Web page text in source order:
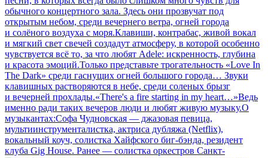
обычного концертного зала. Здесь они прозвучат под
открытым небом, среди вечернего ветра, огней города
и солёного воздуха с моря.Клавиши, контрабас, живой вокал
и мягкий свет свечей создадут атмосферу, в которой особенно
чувствуется всё то, за что любят Adele: искренность, глубина
и красота эмоций.Только представьте трогательность «Love In
The Dark» среди гаснущих огней большого города… Звуки
клавишных растворяются в небе, среди соленых брызг
и вечерней прохлады.«There's a fire starting in my heart…»Ведь
именно ради таких вечеров люди и любят живую музыку.О
музыкантах:Софа Чудновская — джазовая певица,
мультиинструменталистка, актриса дубляжа (Netflix),
вокальный коуч, солистка Хайфского биг-бэнда, резидент
клуба Gig House. Ранее — солистка оркестров Санкт-